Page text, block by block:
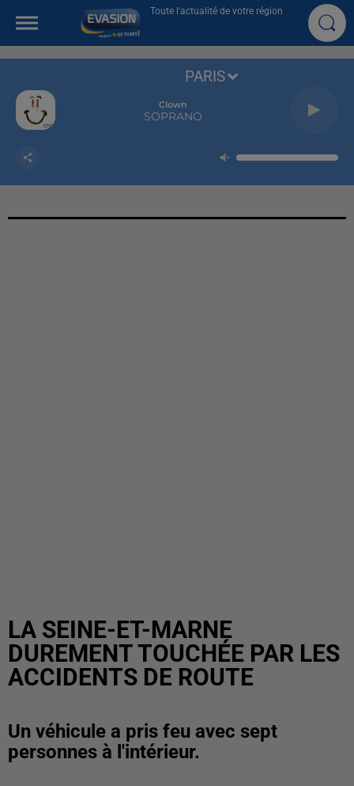
Toute l'actualité de votre région
Clown
SOPRANO
PARIS
LA SEINE-ET-MARNE
DUREMENT TOUCHÉE PAR LES
ACCIDENTS DE ROUTE
Un véhicule a pris feu avec sept
personnes à l'intérieur.